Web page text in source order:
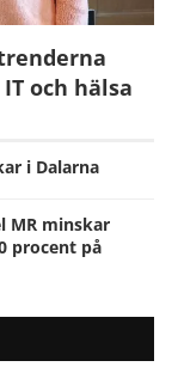
och hälsa
i Dalarna
MR minskar
procent på